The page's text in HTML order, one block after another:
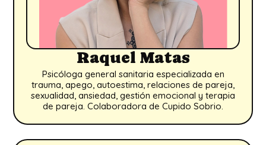
Raquel Matas
Psicóloga general sanitaria especializada en
trauma, apego, autoestima, relaciones de pareja,
sexualidad, ansiedad, gestión emocional y terapia
de pareja. Colaboradora de Cupido Sobrio.